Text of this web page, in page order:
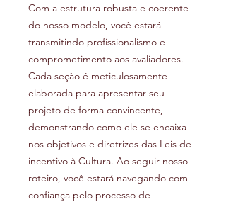
Com a estrutura robusta e coerente
do nosso modelo, você estará
transmitindo profissionalismo e
comprometimento aos avaliadores.
Cada seção é meticulosamente
elaborada para apresentar seu
projeto de forma convincente,
demonstrando como ele se encaixa
nos objetivos e diretrizes das Leis de
incentivo à Cultura. Ao seguir nosso
roteiro, você estará navegando com
confiança pelo processo de